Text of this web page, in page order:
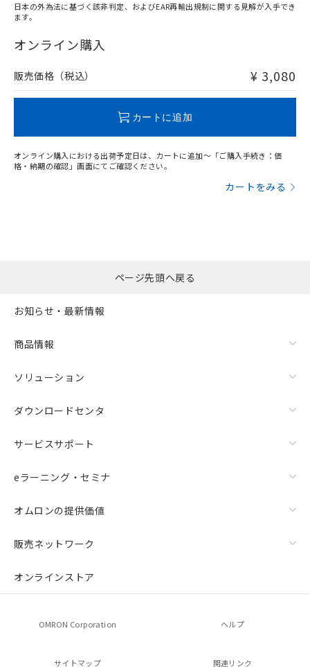
在庫等で未対応品が混在する可能性があります。
問い合わせください。
日本の外為法に基づく該非判定、およびEAR再輸出規制に関する見解が入手でき
ます。
オンライン購入
販売価格（税込） ¥ 3,080
カートに追加
オンライン購入における出荷予定日は、カートに追加～「ご購入手続き：価
格・納期の確認」画面にてご確認ください。
カートをみる
ページ先頭へ戻る
お知らせ・最新情報
商品情報
ソリューション
ダウンロードセンタ
サービスサポート
eラーニング・セミナ
オムロンの提供価値
販売ネットワーク
オンラインストア
OMRON Corporation ヘルプ
サイトマップ 関連リンク